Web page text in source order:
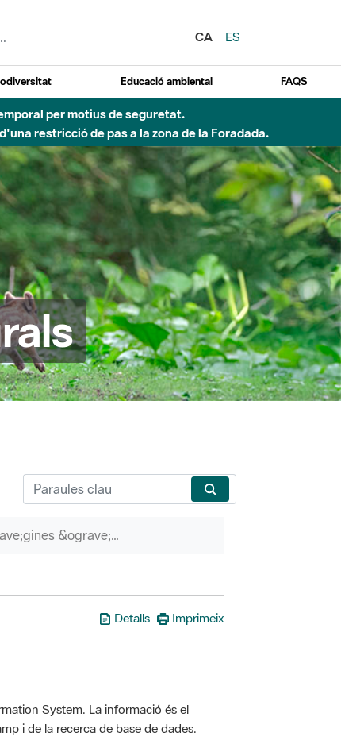
CA
ES
Educació ambiental FAQS
per motius de seguretat.
restricció de pas a la zona de la Foradada.
P&agrave;gines &ograve;rfenes
Detalls Imprimeix
System. La informació és el
i de la recerca de base de dades.